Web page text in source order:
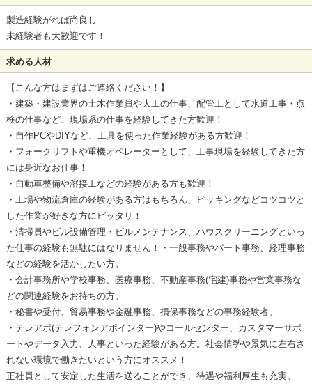
製造経験がれば尚良し
未経験者も大歓迎です！
求める人材
【こんな方はまずはご連絡ください！】
・建築・建設業界の土木作業員や大工の仕事、配管工として水道工事・点
検の仕事など、現場系の仕事を経験してきた方歓迎！
・自作PCやDIYなど、工具を使った作業経験がある方歓迎！
・フォークリフトや重機オペレーターとして、工事現場を経験してきた方
には身近なお仕事！
・自動車整備や溶接工などの経験がある方も歓迎！
・工場や物流倉庫の経験がある方はもちろん、ピッキングなどコツコツと
した作業が好きな方にピッタリ！
・清掃員やビル設備管理・ビルメンテナンス、ハウスクリーニングといっ
た仕事の経験も無駄にはなりません！・一般事務やパート事務、経理事務
などの経験を活かしたい方。
・会計事務所や学校事務、医療事務、不動産事務(宅建)事務や営業事務な
どの関連経験をお持ちの方。
・秘書や受付、貿易事務や金融事務、損保事務などの事務経験者。
・テレアポ(テレフォンアポインター)やコールセンター、カスタマーサポ
ートやデータ入力、人事といった経験がある方。社会情勢や景気に左右さ
れない環境で働きたいという方にオススメ！
正社員として安定した生活を送ることができ、待遇や福利厚生も充実。